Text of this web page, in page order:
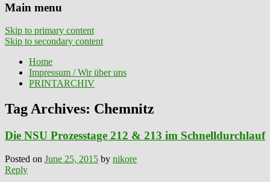
Main menu
Skip to primary content
Skip to secondary content
Home
Impressum / Wir über uns
PRINTARCHIV
Tag Archives: Chemnitz
Die NSU Prozesstage 212 & 213 im Schnelldurchlauf
Posted on June 25, 2015 by nikore
Reply